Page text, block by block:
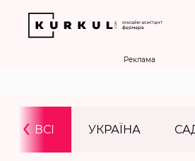
Реклама
ВСІ УКРАЇНА
‹